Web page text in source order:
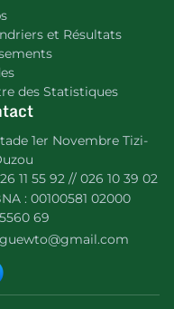
et Résultats
des Statistiques
1er Novembre Tizi-
11 55 92 // 026 10 39 02
: 00100581 02000
69